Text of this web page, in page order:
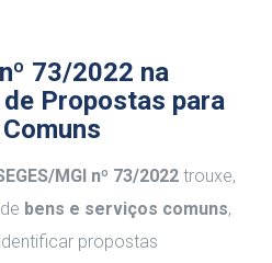
73/2022 na
Propostas para
MGI nº 73/2022 trouxe,
bens e serviços comuns,
propostas